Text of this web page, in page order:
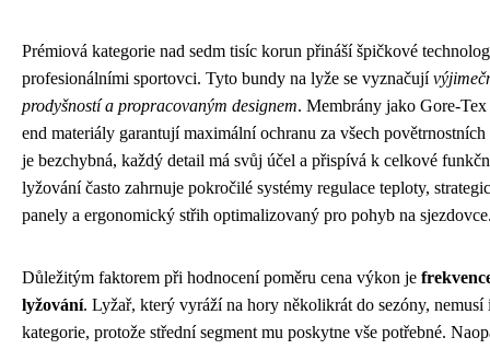
Prémiová kategorie nad sedm tisíc korun přináší špičkové
profesionálními sportovci. Tyto bundy na lyže se vyznačují
prodyšností a propracovaným designem. Membrány jako Gore-
end materiály garantují maximální ochranu za všech
je bezchybná, každý detail má svůj účel a přispívá k celkové
lyžování často zahrnuje pokročilé systémy regulace teploty,
panely a ergonomický střih optimalizovaný pro pohyb na
Důležitým faktorem při hodnocení poměru cena výkon je
lyžování. Lyžař, který vyráží na hory několikrát do sezóny, nemusí
kategorie, protože střední segment mu poskytne vše potřebné.